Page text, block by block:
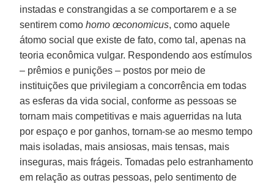
instadas e constrangidas a se comportarem e a se
sentirem comohomo œconomicus, como aquele
átomo social que existe de fato, como tal, apenas na
teoria econômica vulgar. Respondendo aos estímulos
– prêmios e punições – postos por meio de
instituições que privilegiam a concorrência em todas
as esferas da vida social, conforme as pessoas se
tornam mais competitivas e mais aguerridas na luta
por espaço e por ganhos, tornam-se ao mesmo tempo
mais isoladas, mais ansiosas, mais tensas, mais
inseguras, mais frágeis. Tomadas pelo estranhamento
em relação as outras pessoas, pelo sentimento de